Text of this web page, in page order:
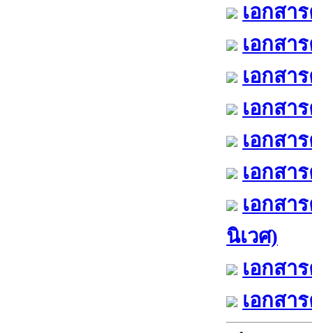
เอกสา
เอกสา
เอกสา
เอกสา
เอกสา
เอกสา
เอกสา
นิเวศ)
เอกสา
เอกสา